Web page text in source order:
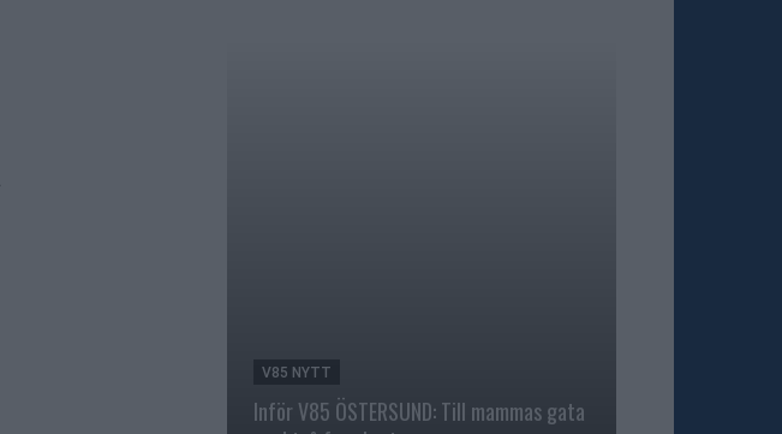
V85 NYTT
Inför V85 ÖSTERSUND: Till mammas gata